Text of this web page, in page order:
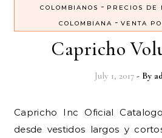
COLOMBIANOS - PRECIOS DE
COLOMBIANA - VENTA
Capricho
July 1, 2017 - By
Capricho Inc Oficial Catalogo Ropa para mujer,
desde vestidos largos y